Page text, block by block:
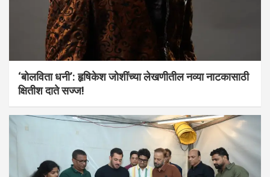
‘बोलविता धनी’: हृषिकेश जोशींच्या लेखणीतील नव्या नाटकासाठी
क्षितीश दाते सज्ज!